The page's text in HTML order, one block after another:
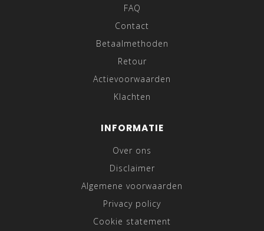
FAQ
Contact
Betaalmethoden
Retour
Actievoorwaarden
Klachten
INFORMATIE
Over ons
Disclaimer
Algemene voorwaarden
Privacy policy
Cookie statement